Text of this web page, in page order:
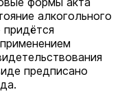
алкогольного
придётся
предписано